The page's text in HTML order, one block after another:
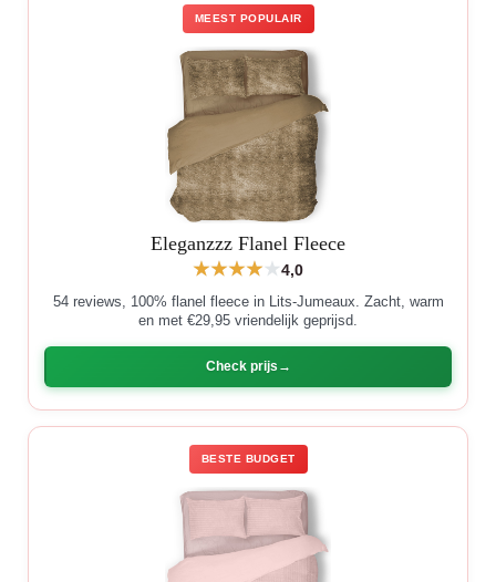
MEEST POPULAIR
Eleganzzz Flanel Fleece
4,0
54 reviews, 100% flanel fleece in Lits-Jumeaux. Zacht, warm
en met €29,95 vriendelijk geprijsd.
Check prijs
BESTE BUDGET